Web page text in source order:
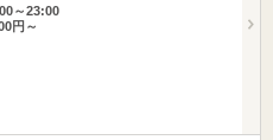
～23:00
円～